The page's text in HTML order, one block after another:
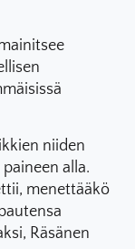
niiden
alla.
menettääkö
Räsänen